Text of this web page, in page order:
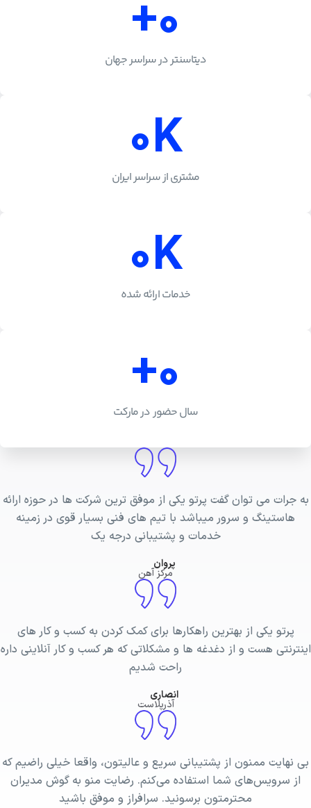
دیتاسنتر در سراسر جهان
0
+
مشتری از سراسر ایران
K
0
خدمات ارائه شده
K
0
سال‌ حضور در مارکت
0
+
به جرات می توان گفت پرتو یکی از موفق ترین شرکت ها در حوزه ارائه
هاستینگ و سرور میباشد با تیم های فنی بسیار قوی در زمینه
خدمات و پشتیبانی درجه یک
پروان
مرکز آهن
پرتو یکی از بهترین راهکارها برای کمک کردن به کسب و کار های
اینترنتی هست و از دغدغه ها و مشکلاتی که هر کسب و کار آنلاینی داره
راحت شدیم
انصاری
آذرپلاست
بی نهایت ممنون از پشتیبانی سریع و عالیتون، واقعا خیلی راضیم که
از سرویس‌های شما استفاده می‌کنم. رضایت منو به گوش مدیران
محترمتون برسونید. سرافراز و موفق باشید